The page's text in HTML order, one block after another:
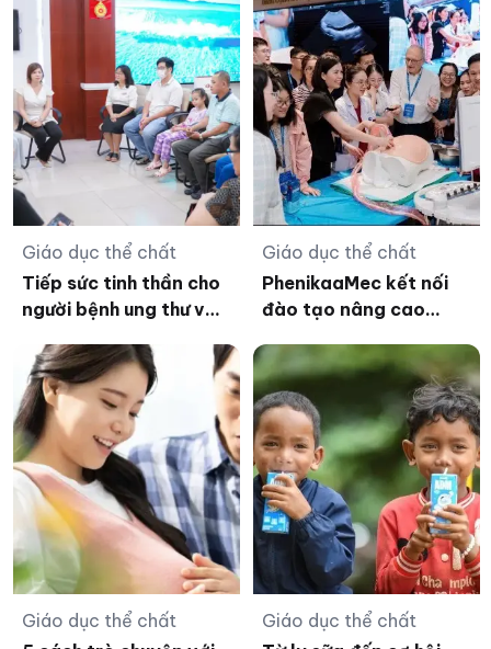
Giáo dục thể chất
Tiếp sức tinh thần cho
người bệnh ung thư và
Giáo dục thể chất
PhenikaaMec kết nối
đào tạo nâng cao
bào thai
Giáo dục thể chất
Giáo dục thể chất